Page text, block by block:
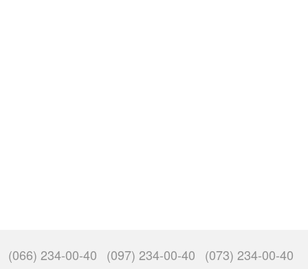
(066) 234-00-40 (097) 234-00-40 (073) 234-00-40